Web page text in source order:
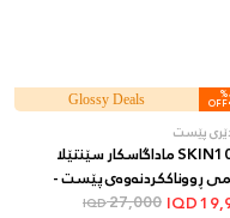
%
OFF
Glossy Deals
پێست
SKIN1004 ماداگاسکار سێنتێلا
ڕووناککردنەوەی پێست -
نەمدار و ئارام دەکاتەوە و
27,000
IQD